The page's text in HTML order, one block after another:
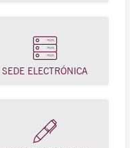
SEDE ELECTRÓNICA